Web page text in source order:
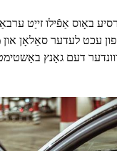
באָוס אַפֿילו זייַט
פון עכט לעדער סאַלאָן
ווונדער דעם גאַנץ